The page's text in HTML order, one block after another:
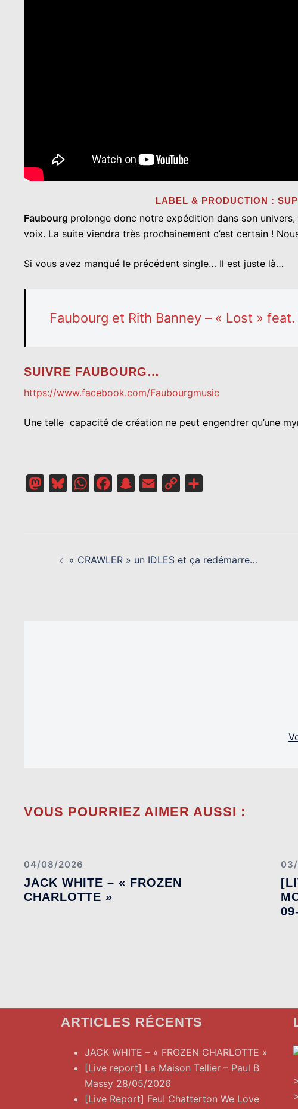
LABEL &
Faubourg prolonge donc notre expédition dans son
voix. La suite viendra très prochainement c’est certain !
Si vous avez manqué le précédent single… Il est juste là…
Faubourg et Rith Banney – « Lost » feat.
SUIVRE FAUBOURG…
https://www.facebook.com/Faubourgmusic
Une telle capacité de création ne peut engendrer qu’une
MastodonBlueskyWhatsAppFacebookSnapchat
Email
Copy
D’ARTICLE
« CRAWLER » un IDLES et ça redémarre…
VOUS POURRIEZ AIMER AUSSI :
04/08/2026
JACK WHITE – « FROZEN
CHARLOTTE »
ARTICLES RÉCENTS
JACK WHITE – « FROZEN CHARLOTTE »
[Live report] La Maison Tellier – Paul B
Massy 28/05/2026
[Live Report] Feu! Chatterton We Love